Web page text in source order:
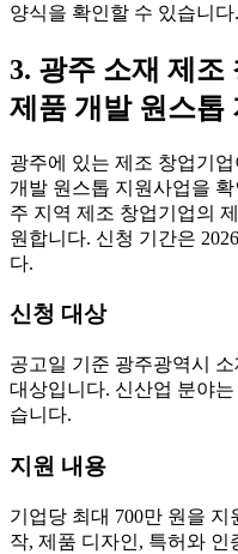
양식을 확인할 수 있습니다.
3. 광주 소재 제
제품 개발 원스톱
광주에 있는 제조 창업기
개발 원스톱 지원사업을
주 지역 제조 창업기업의
원합니다. 신청 기간은
다.
신청 대상
공고일 기준 광주광역시
대상입니다. 신산업 분야
습니다.
지원 내용
기업당 최대 700만 원을 지
작, 제품 디자인, 특허와